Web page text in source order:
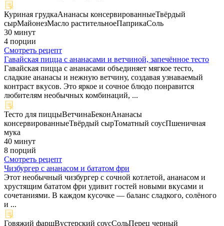
Куриная грудкаАнанасы консервированныеТвёрдый
сырМайонезМасло растительноеПаприкаСоль
30 минут
4 порции
Смотреть рецепт
Гавайская пицца с ананасами и ветчиной, запечённое тесто
Гавайская пицца с ананасами объединяет мягкое тесто,
сладкие ананасы и нежную ветчину, создавая узнаваемый
контраст вкусов. Это яркое и сочное блюдо понравится
любителям необычных комбинаций, ...
Тесто для пиццыВетчинаБеконАнанасы
консервированныеТвёрдый сырТоматный соусПшеничная
мука
40 минут
8 порций
Смотреть рецепт
Чизбургер с ананасом и бататом фри
Этот необычный чизбургер с сочной котлетой, ананасом и
хрустящим бататом фри удивит гостей новыми вкусами и
сочетаниями. В каждом кусочке — баланс сладкого, солёного
и ...
Говяжий фаршВустерский соусСольПерец черный